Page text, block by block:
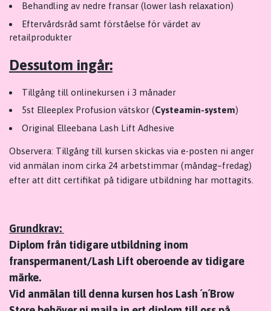
Behandling av nedre fransar (lower lash relaxation)
Eftervårdsråd samt förståelse för värdet av
retailprodukter
Dessutom ingår:
Tillgång till onlinekursen i 3 månader
5st Elleeplex Profusion vätskor (Cysteamin-system)
Original Elleebana Lash Lift Adhesive
Observera: Tillgång till kursen skickas via e-posten ni anger
vid anmälan inom cirka 24 arbetstimmar (måndag–fredag)
efter att ditt certifikat på tidigare utbildning har mottagits.
Grundkrav:
Diplom från tidigare utbildning inom
franspermanent/Lash Lift oberoende av tidigare
märke.
Vid anmälan till denna kursen hos Lash ´n´Brow